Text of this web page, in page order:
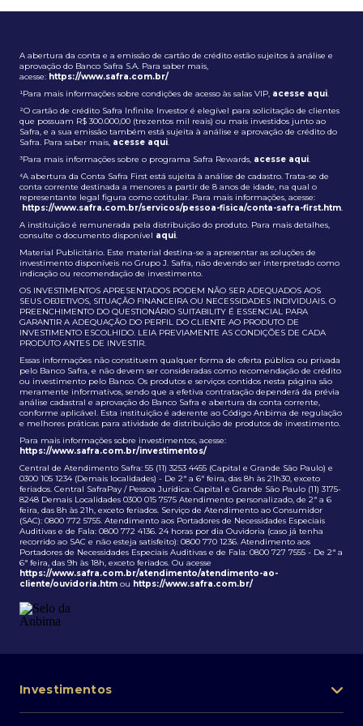
A abertura da conta e a emissão de cartão de crédito estão sujeitos à análise e
aprovação do Banco Safra S.A. Para saber mais,
acesse: https://www.safra.com.br/
¹Para mais informações sobre condições de acesso às salas VIP, acesse aqui.
²O cartão de crédito Safra Infinite Investor é elegível para solicitação de clientes
que possuam R$ 300.000,00 (trezentos mil reais) ou mais investidos junto ao
Safra, e a sua emissão também está sujeita à análise e aprovação de crédito do
Safra. Para saber mais, acesse aqui.
³Para mais informações sobre o programa Safra Rewards, acesse aqui.
⁴A abertura da Conta Safra First está sujeita à análise de cadastro. Trata-se de
conta corrente destinada a menores a partir de 8 anos de idade, na qual o
representante legal figura como cotitular. Para mais informações, acesse:
https://www.safra.com.br/servicos/pessoa-fisica/conta-safra-first.htm.
A instituição é remunerada pela distribuição do produto. Para mais detalhes,
consulte o documento disponível aqui.
Material Publicitário. Este material destina-se a apresentar as soluções de
investimento disponíveis no Grupo J. Safra, não devendo ser interpretado como
indicação ou recomendação de investimento.
OS INVESTIMENTOS APRESENTADOS PODEM NÃO SER ADEQUADOS AOS
SEUS OBJETIVOS, SITUAÇÃO FINANCEIRA OU NECESSIDADES INDIVIDUAIS. O
PREENCHIMENTO DO QUESTIONÁRIO SUITABILITY É ESSENCIAL PARA
GARANTIR A ADEQUAÇÃO DO PERFIL DO CLIENTE AO PRODUTO DE
INVESTIMENTO ESCOLHIDO. LEIA PREVIAMENTE AS CONDIÇÕES DE CADA
PRODUTO ANTES DE INVESTIR.
Essas informações não constituem qualquer forma de oferta pública ou privada
pelo Banco Safra, e não devem ser consideradas como recomendação de crédito
ou investimento pelo Banco. Os produtos e serviços contidos nesta página são
meramente informativos, sendo que a efetiva contratação dependerá da prévia
análise cadastral e aprovação do Banco Safra e abertura da conta corrente,
conforme aplicável. Esta instituição é aderente ao Código Anbima de regulação
e melhores práticas para atividade de distribuição de produtos de investimento.
Para mais informações sobre investimentos, acesse:
https://www.safra.com.br/investimentos/
Central de Atendimento Safra: 55 (11) 3253 4455 (Capital e Grande São Paulo) e
0300 105 1234 (Demais localidades) - De 2ª a 6ª feira, das 8h às 21h30, exceto
feriados. Central SafraPay / Pessoa Jurídica: Capital e Grande São Paulo (11) 3175-
8248 Demais Localidades 0300 015 7575 Atendimento personalizado, de 2ª a 6
feira, das 8h às 21h, exceto feriados. Serviço de Atendimento ao Consumidor
(SAC): 0800 772 5755. Atendimento aos Portadores de Necessidades Especiais
Auditivas e de Fala: 0800 772 4136. 24 horas por dia Ouvidoria (caso já tenha
recorrido ao SAC e não esteja satisfeito): 0800 770 1236. Atendimento aos
Portadores de Necessidades Especiais Auditivas e de Fala: 0800 727 7555 - De 2ª a
6ª feira, das 9h às 18h, exceto feriados. Ou acesse
https://www.safra.com.br/atendimento/atendimento-ao-
cliente/ouvidoria.htm ou https://www.safra.com.br/
Investimentos